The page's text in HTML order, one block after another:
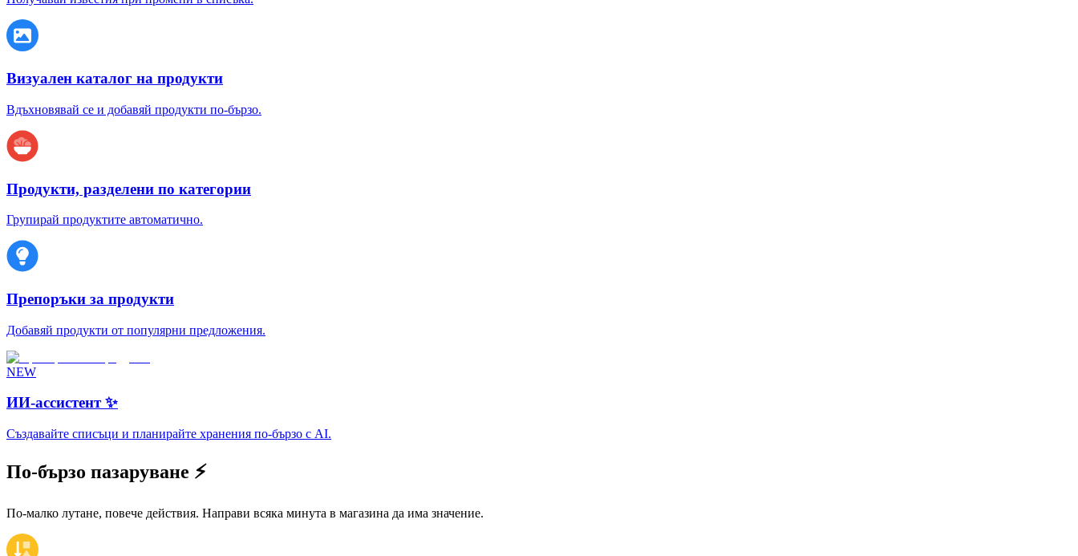
Визуален каталог на продукти
Вдъхновявай се и добавяй продукти по-бързо.
Продукти, разделени по категории
Групирай продуктите автоматично.
Препоръки за продукти
Добавяй продукти от популярни предложения.
NEW
ИИ-ассистент ✨
Създавайте списъци и планирайте хранения по-бързо с AI.
По-бързо пазаруване ⚡
По-малко лутане, повече действия. Направи всяка минута в магазина да има значение.